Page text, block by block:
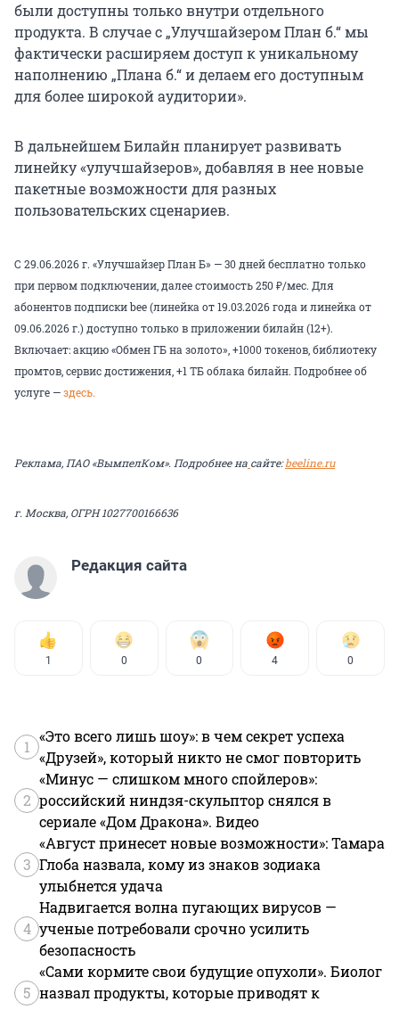
были доступны только внутри отдельного
продукта. В случае с „Улучшайзером План б.“ мы
фактически расширяем доступ к уникальному
наполнению „Плана б.“ и делаем его доступным
для более широкой аудитории».
В дальнейшем Билайн планирует развивать
линейку «улучшайзеров», добавляя в нее новые
пакетные возможности для разных
пользовательских сценариев.
С 29.06.2026 г. «Улучшайзер План Б» — 30 дней бесплатно только
при первом подключении, далее стоимость 250 ₽/мес. Для
абонентов подписки bee (линейка от 19.03.2026 года и линейка от
09.06.2026 г.) доступно только в приложении билайн (12+).
Включает: акцию «Обмен ГБ на золото», +1000 токенов, библиотеку
промтов, сервис достижения, +1 ТБ облака билайн. Подробнее об
услуге —здесь.
Реклама, ПАО «ВымпелКом». Подробнее на сайте:beeline.ru
г. Москва, ОГРН 1027700166636
Редакция сайта
1 0 0 4 0
1
«Это всего лишь шоу»: в чем секрет успеха
«Друзей», который никто не смог повторить
2
«Минус — слишком много спойлеров»:
российский ниндзя-скульптор снялся в
сериале «Дом Дракона». Видео
3
«Август принесет новые возможности»: Тамара
Глоба назвала, кому из знаков зодиака
улыбнется удача
4
Надвигается волна пугающих вирусов —
ученые потребовали срочно усилить
безопасность
5
«Сами кормите свои будущие опухоли». Биолог
назвал продукты, которые приводят к